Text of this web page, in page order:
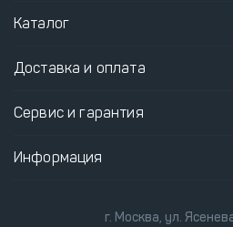
Каталог
Доставка и оплата
Сервис и гарантия
Информация
г. Москва, ул.